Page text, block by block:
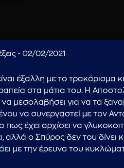
- 02/02/2021
έξαλλη με το τρακάρισμα
στα μάτια του. Η
να μεσολαβήσει για να τα
να συνεργαστεί με τον
έχει αρχίσει να
αλλά ο Σπύρος δεν του
με την έρευνα του